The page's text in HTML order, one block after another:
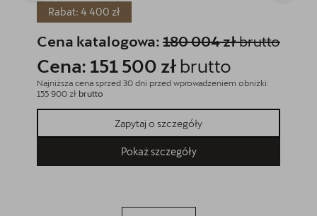
Rabat: 4 400 zł
Cena katalogowa: 180 004 złbrutto
Cena: 151 500 zł brutto
Najniższa cena sprzed 30 dni przed wprowadzeniem obniżki:
155 900 zł brutto
Zapytaj o szczegóły
Pokaż szczegóły